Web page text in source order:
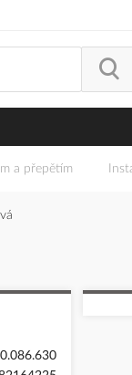
a přepětím